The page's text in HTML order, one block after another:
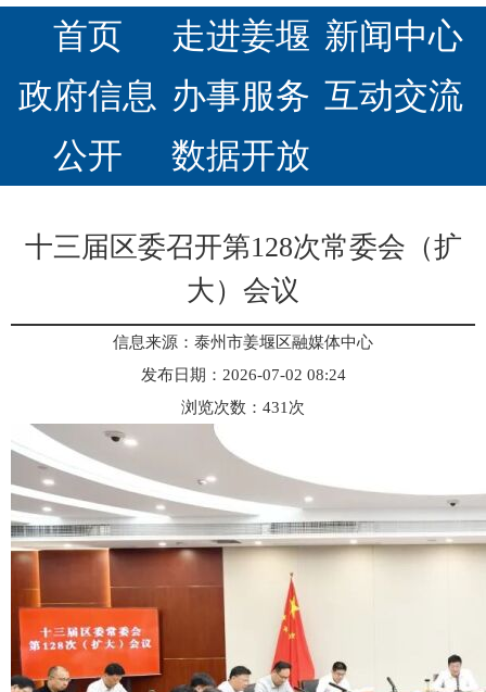
首页 走进姜堰 新闻中心
政府信息
公开
办事服务 互动交流
数据开放
十三届区委召开第128次常委会（扩
大）会议
信息来源：泰州市姜堰区融媒体中心
发布日期：2026-07-02 08:24
浏览次数： 431 次